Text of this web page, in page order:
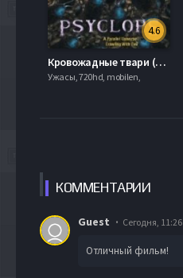
4.6
Кровожадные твари (2002)
Ужасы, 720hd, mobilen,
КОММЕНТАРИИ
Guest Сегодня, 11:26
Отличный фильм!